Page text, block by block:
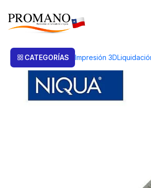
CATEGORÍAS Impresión 3D